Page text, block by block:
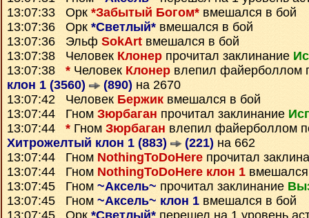
13:07:33 Орк *Забытый Богом* вмешался в бой
13:07:36 Орк *Светлый* вмешался в бой
13:07:36 Эльф SokArt вмешался в бой
13:07:38 Человек Клонер прочитал заклинание
13:07:38 * Человек Клонер влепил
клон 1 (3560)
(890) на 2670
13:07:42 Человек Бержик вмешался в бой
13:07:44 Гном Зюрбаган прочитал заклинание
13:07:44 * Гном Зюрбаган влепил файерболлом
Хитрожелтый клон 1 (883)
(221) на 662
13:07:44 Гном NothingToDoHere прочитал
13:07:44 Гном NothingToDoHere клон 1
13:07:45 Гном ~Аксель~ прочитал заклинание
13:07:45 Гном ~Аксель~ клон 1 вмешался в бой
13:07:45 Орк *Светлый* перешел на 1 уровень